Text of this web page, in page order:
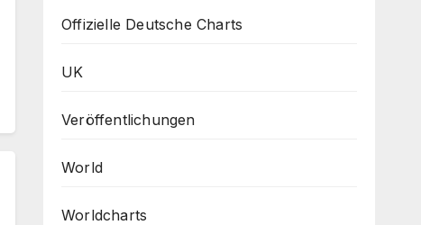
Offizielle Deutsche Charts
UK
Veröffentlichungen
World
Worldcharts